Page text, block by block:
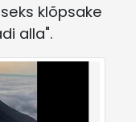
klõpsake
alla".